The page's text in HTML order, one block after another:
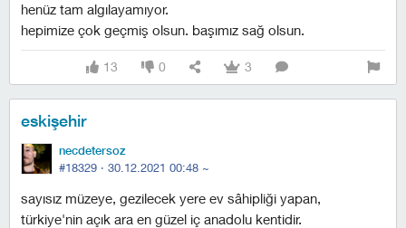
henüz tam algılayamıyor.
hepimize çok geçmiş olsun. başımız sağ olsun.
13 0 3
eskişehir
necdetersoz
#18329 · 30.12.2021 00:48 ~
sayısız müzeye, gezilecek yere ev sâhipliği yapan,
türkiye'nin açık ara en güzel iç anadolu kentidir.